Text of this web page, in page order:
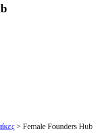
> Female Founders Hub